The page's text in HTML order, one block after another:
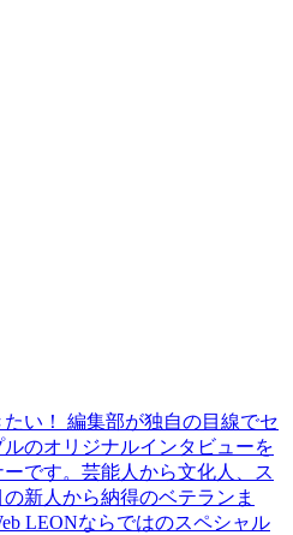
い！ 編集部が独自の目線でセ
のオリジナルインタビューを
です。芸能人から文化人、ス
新人から納得のベテランま
LEONならではのスペシャル